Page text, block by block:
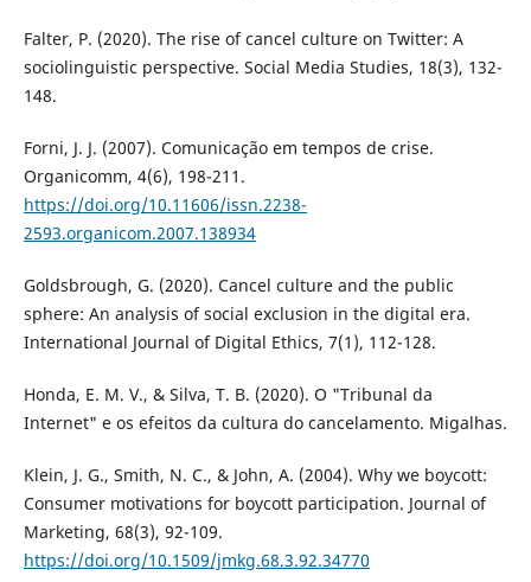
Falter, P. (2020). The rise of cancel culture on Twitter: A
sociolinguistic perspective. Social Media Studies, 18(3), 132-
148.
Forni, J. J. (2007). Comunicação em tempos de crise.
Organicomm, 4(6), 198-211.
https://doi.org/10.11606/issn.2238-
2593.organicom.2007.138934
Goldsbrough, G. (2020). Cancel culture and the public
sphere: An analysis of social exclusion in the digital era.
International Journal of Digital Ethics, 7(1), 112-128.
Honda, E. M. V., & Silva, T. B. (2020). O "Tribunal da
Internet" e os efeitos da cultura do cancelamento. Migalhas.
Klein, J. G., Smith, N. C., & John, A. (2004). Why we boycott:
Consumer motivations for boycott participation. Journal of
Marketing, 68(3), 92-109.
https://doi.org/10.1509/jmkg.68.3.92.34770